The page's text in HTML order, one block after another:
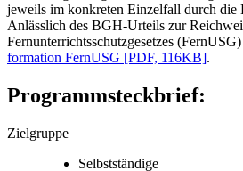
jeweils im konkreten Einzelfall durch
Anlässlich des BGH-Urteils zur
Fernunterrichtsschutzgesetzes
for­ma­ti­on Fer­nUSG [PDF, 116KB].
Programmsteckbrief:
Zielgruppe
Selbstständige